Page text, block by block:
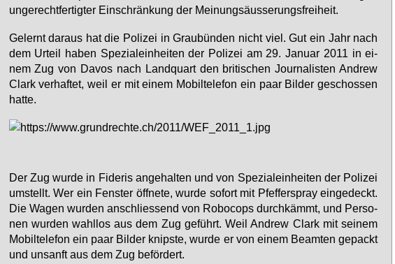
un­ge­recht­fer­tig­ter Ein­schrän­kung der Mei­nungs­äus­se­rungs­frei­heit.
Ge­lernt dar­aus hat die Po­li­zei in Grau­bün­den nicht viel. Gut ein Jahr nach
dem Ur­teil ha­ben Spe­zi­al­ein­hei­ten der Po­li­zei am 29. Ja­nu­ar 2011 in ei­
nem Zug von Da­vos nach Land­quart den bri­ti­schen Jour­na­lis­ten An­d­rew
Clark ver­haf­tet, weil er mit ei­nem Mo­bil­te­le­fon ein paar Bil­der ge­schos­sen
hat­te.
Der Zug wur­de in Fi­de­ris an­ge­hal­ten und von Spe­zi­al­ein­hei­ten der Po­li­zei
um­stellt. Wer ein Fens­ter öff­ne­te, wur­de so­fort mit Pfef­fer­spray ein­ge­deckt.
Die Wa­gen wur­den an­schlies­send von Ro­bo­cops durch­kämmt, und Per­so­
nen wur­den wahl­los aus dem Zug ge­führt. Weil An­d­rew Clark mit sei­nem
Mo­bil­te­le­fon ein paar Bil­der knips­te, wur­de er von ei­nem Be­am­ten ge­packt
und un­sanft aus dem Zug be­för­dert.